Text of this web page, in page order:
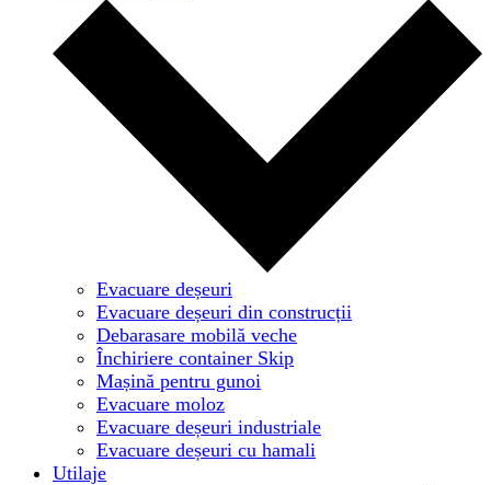
Evacuare deșeuri
Evacuare deșeuri din construcții
Debarasare mobilă veche
Închiriere container Skip
Mașină pentru gunoi
Evacuare moloz
Evacuare deșeuri industriale
Evacuare deșeuri cu hamali
Utilaje